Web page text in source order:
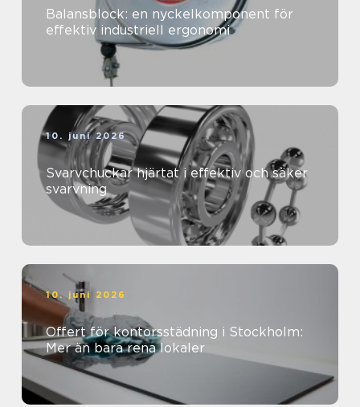
Balansblock: en nyckelkomponent för
effektiv industriell ergonomi
10. juni 2026
Svarvchuckar hjärtat i effektiv och säker
svarvning
10. juni 2026
Offert för kontorsstädning i Stockholm:
Mer än bara rena lokaler